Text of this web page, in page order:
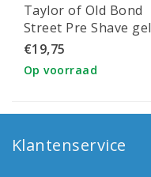
Taylor of Old Bond
Street Pre Shave gel
Jermyn St College
50ml
€19,75
Op voorraad
Klantenservice